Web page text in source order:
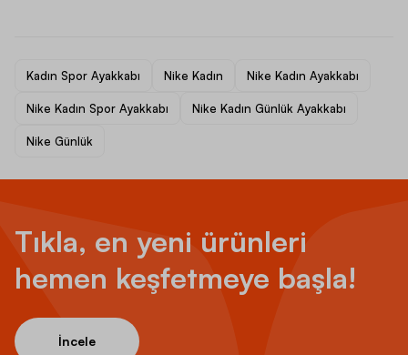
Kadın Spor Ayakkabı Nike Kadın Nike Kadın Ayakkabı
Nike Kadın Spor Ayakkabı Nike Kadın Günlük Ayakkabı
Nike Günlük
Tıkla, en yeni ürünleri
hemen keşfetmeye başla!
İncele